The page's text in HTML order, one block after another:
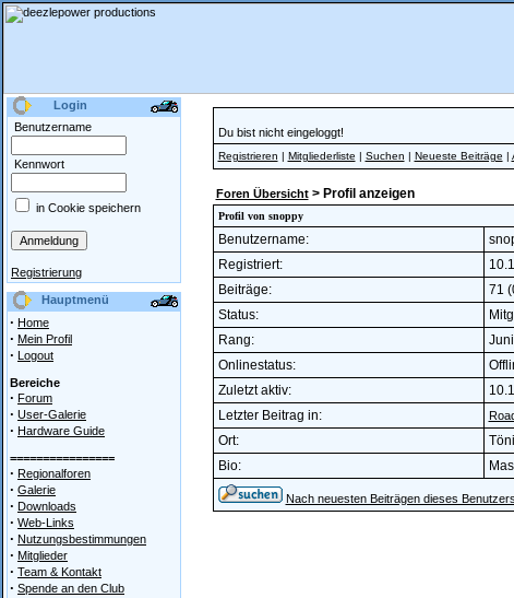
Login
Benutzername
Kennwort
in Cookie speichern
Registrierung
Hauptmenü
· Home
· Mein Profil
· Logout
Bereiche
· Forum
· User-Galerie
· Hardware Guide
================
· Regionalforen
· Galerie
· Downloads
· Web-Links
· Nutzungsbestimmungen
· Mitglieder
· Team & Kontakt
· Spende an den Club
Du bist nicht eingeloggt!
Registrieren | Mitgliederliste | Suchen | Neueste Beiträge |
Foren Übersicht> Profil anzeigen
Profil von snoppy
Benutzername:
Registriert:
Beiträge:
71
Status:
Rang:
Onlinestatus:
Zuletzt aktiv:
Letzter Beitrag in:
Ort:
Bio:
Nach neuesten Beiträgen dieses